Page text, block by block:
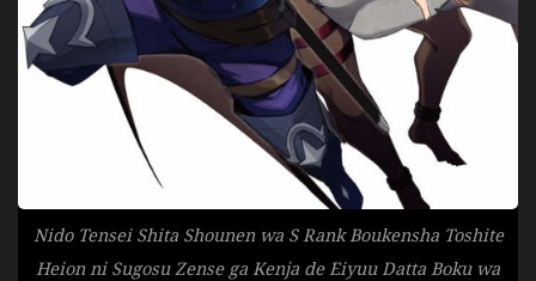
Nido Tensei Shita Shounen wa S Rank Boukensha Toshite
Heion ni Sugosu Zense ga Kenja de Eiyuu Datta Boku wa